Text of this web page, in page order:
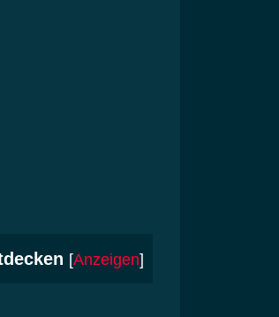
[Anzeigen]